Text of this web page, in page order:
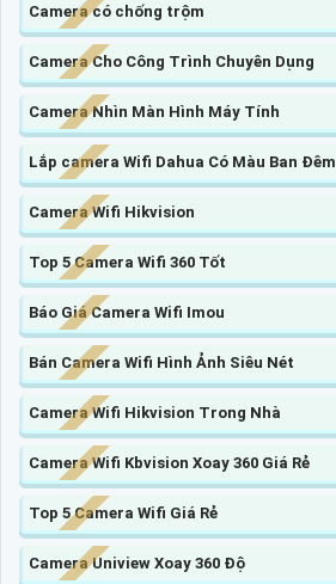
Camera có chống trộm
Camera Cho Công Trình Chuyên Dụng
Camera Nhìn Màn Hình Máy Tính
Lắp camera Wifi Dahua Có Màu Ban Đêm
Camera Wifi Hikvision
Top 5 Camera Wifi 360 Tốt
Báo Giá Camera Wifi Imou
Bán Camera Wifi Hình Ảnh Siêu Nét
Camera Wifi Hikvision Trong Nhà
Camera Wifi Kbvision Xoay 360 Giá Rẻ
Top 5 Camera Wifi Giá Rẻ
Camera Uniview Xoay 360 Độ